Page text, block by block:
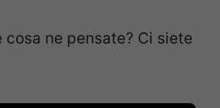
cosa ne pensate? Ci siete